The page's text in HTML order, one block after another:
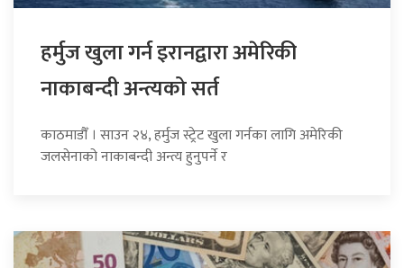
हर्मुज खुला गर्न इरानद्वारा अमेरिकी
नाकाबन्दी अन्त्यको सर्त
काठमाडौँ । साउन २४, हर्मुज स्ट्रेट खुला गर्नका लागि अमेरिकी
जलसेनाको नाकाबन्दी अन्त्य हुनुपर्ने र